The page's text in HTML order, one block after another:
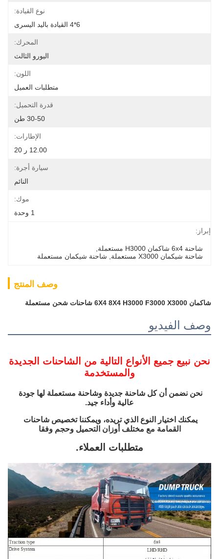
نوع القيادة:
6*4 القيادة باليد اليسرى
المحرك:
اليورو الثالث
اللون:
متطلبات العميل
قدرة التحميل:
30-50 طن
الإطارات:
12.00 ر 20
سيارة أجرة:
النائم
موك:
1 وحدة
إبراز:
شاحنة 6x4 شاكمان H3000 مستعملة
شاحنة شيكمان X3000 مستعملة
شاحنة شيكمان مستعملة
وصف المنتج
شاكمان 6X4 8X4 H3000 F3000 X3000 شاحنات شحن مستعملة
وصف الفيديو
نحن نبيع جميع الأنواع التالية من الشاحنات الجديدة
والمستخدمة
عالية وأداء جيد.
القمامة مع مختلف أوزان التحميل وحجم وفقا
متطلبات العملاء.